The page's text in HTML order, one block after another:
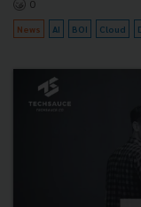
0
News AI BOI Cloud